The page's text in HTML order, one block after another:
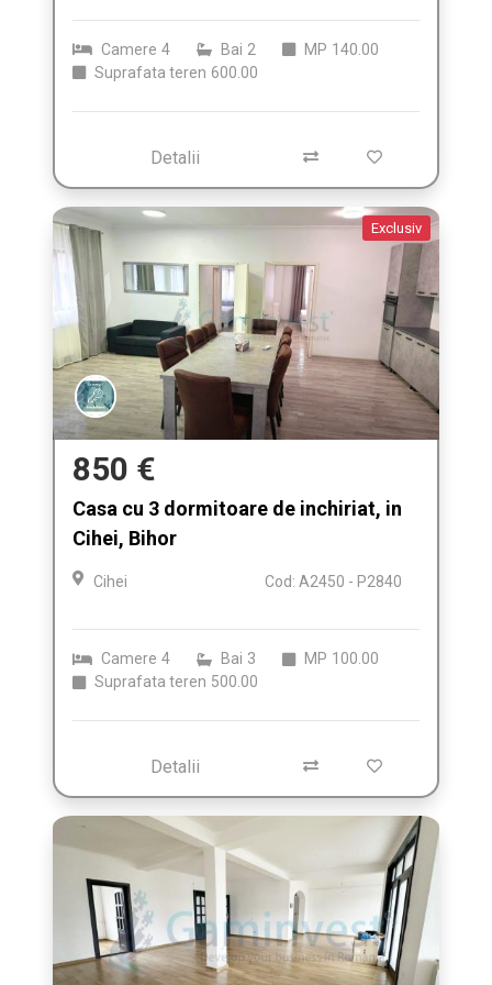
Camere 4 Bai 2 MP 140.00
Suprafata teren 600.00
Detalii
Exclusiv
850 €
Casa cu 3 dormitoare de inchiriat, in
Cihei, Bihor
Cihei Cod: A2450 - P2840
Camere 4 Bai 3 MP 100.00
Suprafata teren 500.00
Detalii